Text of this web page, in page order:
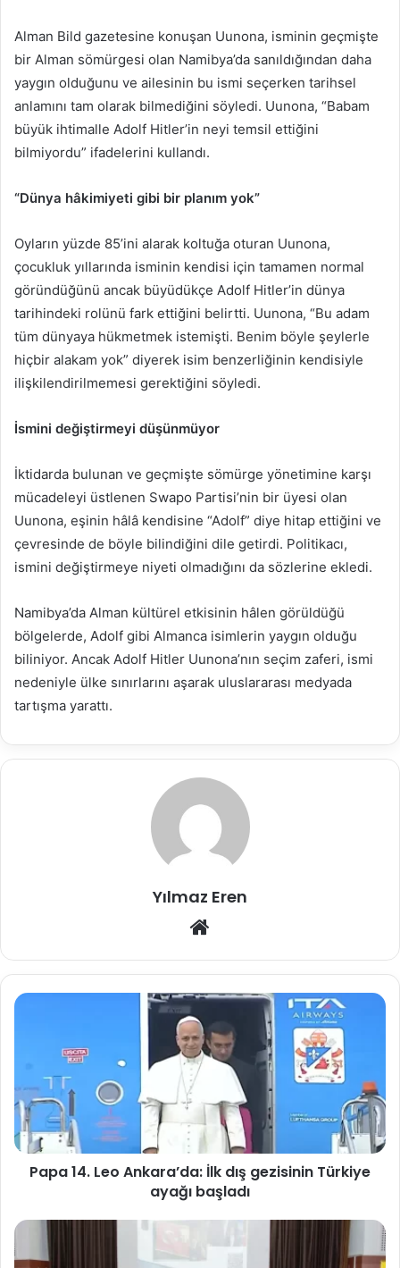
Alman Bild gazetesine konuşan Uunona, isminin geçmişte
bir Alman sömürgesi olan Namibya’da sanıldığından daha
yaygın olduğunu ve ailesinin bu ismi seçerken tarihsel
anlamını tam olarak bilmediğini söyledi. Uunona, “Babam
büyük ihtimalle Adolf Hitler’in neyi temsil ettiğini
bilmiyordu” ifadelerini kullandı.
“Dünya hâkimiyeti gibi bir planım yok”
Oyların yüzde 85’ini alarak koltuğa oturan Uunona,
çocukluk yıllarında isminin kendisi için tamamen normal
göründüğünü ancak büyüdükçe Adolf Hitler’in dünya
tarihindeki rolünü fark ettiğini belirtti. Uunona, “Bu adam
tüm dünyaya hükmetmek istemişti. Benim böyle şeylerle
hiçbir alakam yok” diyerek isim benzerliğinin kendisiyle
ilişkilendirilmemesi gerektiğini söyledi.
İsmini değiştirmeyi düşünmüyor
İktidarda bulunan ve geçmişte sömürge yönetimine karşı
mücadeleyi üstlenen Swapo Partisi’nin bir üyesi olan
Uunona, eşinin hâlâ kendisine “Adolf” diye hitap ettiğini ve
çevresinde de böyle bilindiğini dile getirdi. Politikacı,
ismini değiştirmeye niyeti olmadığını da sözlerine ekledi.
Namibya’da Alman kültürel etkisinin hâlen görüldüğü
bölgelerde, Adolf gibi Almanca isimlerin yaygın olduğu
biliniyor. Ancak Adolf Hitler Uunona’nın seçim zaferi, ismi
nedeniyle ülke sınırlarını aşarak uluslararası medyada
tartışma yarattı.
Yılmaz Eren
Papa 14. Leo Ankara’da: İlk dış gezisinin Türkiye
ayağı başladı